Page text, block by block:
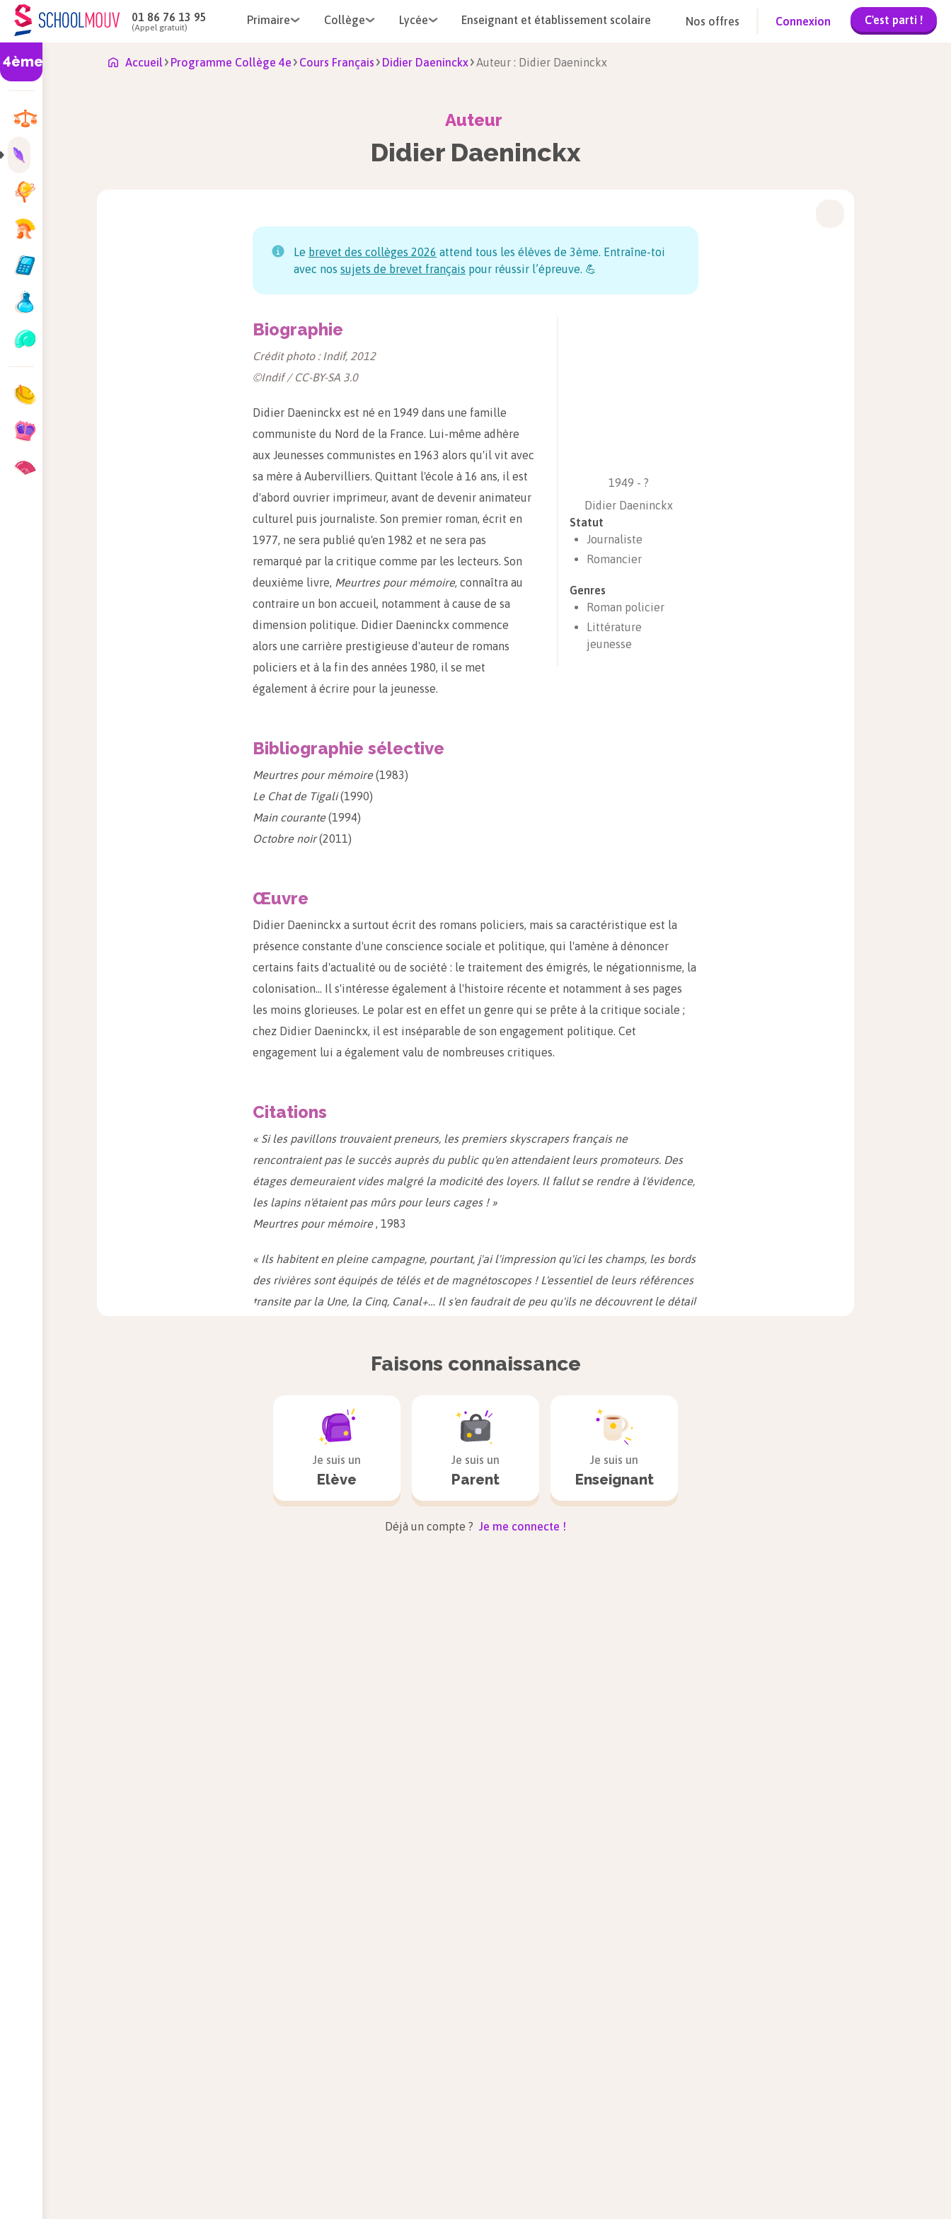
01 86 76 13 95
(Appel gratuit)
Primaire Collège Lycée Enseignant et établissement scolaire Nos offres Connexion C'est parti !
4ème Accueil Programme Collège 4e Cours Français Didier Daeninckx Auteur : Didier Daeninckx
Auteur
Didier Daeninckx
Le brevet des collèges 2026 attend tous les élèves de 3ème. Entraîne-toi
avec nos sujets de brevet français pour réussir l’épreuve. 💪
1949 - ?
Didier Daeninckx
Statut
Journaliste
Romancier
Genres
Roman policier
Littérature
jeunesse
Biographie
Crédit photo : Indif, 2012
©Indif / CC-BY-SA 3.0
Didier Daeninckx est né en 1949 dans une famille
communiste du Nord de la France. Lui-même adhère
aux Jeunesses communistes en 1963 alors qu'il vit avec
sa mère à Aubervilliers. Quittant l'école à 16 ans, il est
d'abord ouvrier imprimeur, avant de devenir animateur
culturel puis journaliste. Son premier roman, écrit en
1977, ne sera publié qu'en 1982 et ne sera pas
remarqué par la critique comme par les lecteurs. Son
deuxième livre, Meurtres pour mémoire, connaîtra au
contraire un bon accueil, notamment à cause de sa
dimension politique. Didier Daeninckx commence
alors une carrière prestigieuse d'auteur de romans
policiers et à la fin des années 1980, il se met
également à écrire pour la jeunesse.
Bibliographie sélective
Meurtres pour mémoire(1983)
Le Chat de Tigali(1990)
Main courante(1994)
Octobre noir(2011)
Œuvre
Didier Daeninckx a surtout écrit des romans policiers, mais sa caractéristique est la
présence constante d'une conscience sociale et politique, qui l'amène à dénoncer
certains faits d'actualité ou de société : le traitement des émigrés, le négationnisme, la
colonisation… Il s'intéresse également à l'histoire récente et notamment à ses pages
les moins glorieuses. Le polar est en effet un genre qui se prête à la critique sociale ;
chez Didier Daeninckx, il est inséparable de son engagement politique. Cet
engagement lui a également valu de nombreuses critiques.
Citations
« Si les pavillons trouvaient preneurs, les premiers skyscrapers français ne
rencontraient pas le succès auprès du public qu'en attendaient leurs promoteurs. Des
étages demeuraient vides malgré la modicité des loyers. Il fallut se rendre à l'évidence,
les lapins n'étaient pas mûrs pour leurs cages ! »
Meurtres pour mémoire, 1983
« Ils habitent en pleine campagne, pourtant, j'ai l'impression qu'ici les champs, les bords
des rivières sont équipés de télés et de magnétoscopes ! L'essentiel de leurs références
transite par la Une, la Cinq, Canal+… Il s'en faudrait de peu qu'ils ne découvrent le détail
Main courante, 1994
« Tu vois, on fait des progrès : pour lui nous ne sommes pas des cannibales mais
seulement des chimpanzés, des mangeurs de cacahuètes. Je suis sûr que quand nous
serons arrivés près des maisons, là-bas, nous serons devenus des hommes. »
Faisons connaissance
Je suis un
Elève
Je suis un
Parent
Je suis un
Enseignant
Déjà un compte ? Je me connecte !